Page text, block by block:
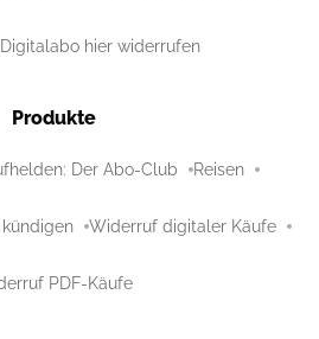
Digitalabo hier widerrufen
Produkte
Der Abo-Club Reisen
Widerruf digitaler Käufe
PDF-Käufe